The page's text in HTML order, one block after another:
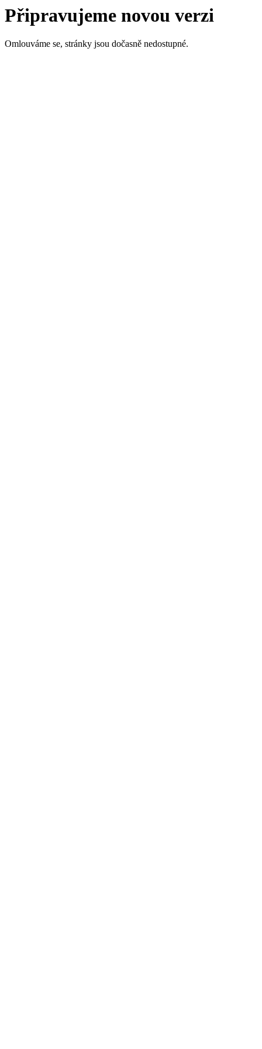
Připravujeme novou verzi
Omlouváme se, stránky jsou dočasně nedostupné.